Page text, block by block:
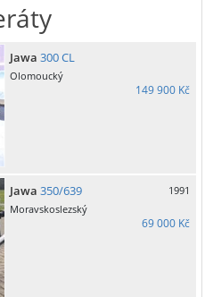
Jawa 300 CL
Olomoucký
149 900 Kč
Jawa 350/639
1991
Moravskoslezský
69 000 Kč